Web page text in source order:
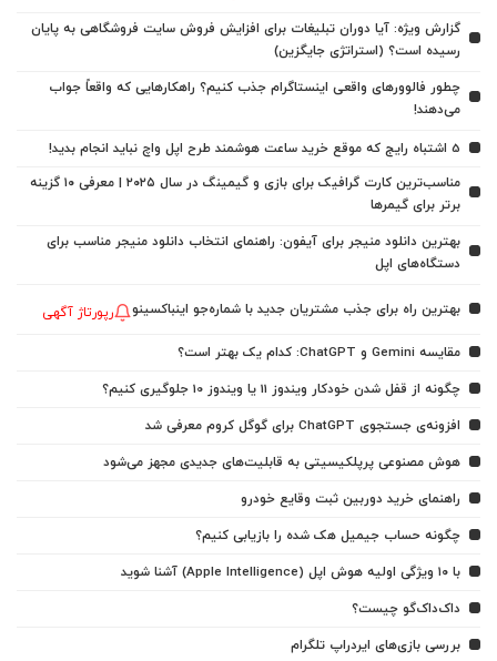
گزارش ویژه: آیا دوران تبلیغات برای افزایش فروش سایت فروشگاهی به پایان
رسیده است؟ (استراتژی جایگزین)
چطور فالوورهای واقعی اینستاگرام جذب کنیم؟ راهکارهایی که واقعاً جواب
می‌دهند!
5 اشتباه رایج که موقع خرید ساعت هوشمند طرح اپل واچ نباید انجام بدید!
مناسب‌ترین کارت گرافیک برای بازی و گیمینگ در سال ۲۰۲۵ | معرفی ۱۰ گزینه
برتر برای گیمرها
بهترین دانلود منیجر برای آیفون: راهنمای انتخاب دانلود منیجر مناسب برای
دستگاه‌های اپل
بهترین راه برای جذب مشتریان جدید با شماره‌جو اینباکسینو رپورتاژ آگهی
مقایسه Gemini و ChatGPT: کدام یک بهتر است؟
چگونه از قفل شدن خودکار ویندوز 11 یا ویندوز 10 جلوگیری کنیم؟
افزونه‌ی جستجوی ChatGPT برای گوگل کروم معرفی شد
هوش مصنوعی پرپلکیسیتی به قابلیت‌های جدیدی مجهز می‌شود
راهنمای خرید دوربین ثبت وقایع خودرو
چگونه حساب جیمیل هک شده را بازیابی کنیم؟
با ۱۰ ویژگی اولیه هوش اپل (Apple Intelligence) آشنا شوید
داک‌داک‌گو چیست؟
بررسی بازی‌های ایردراپ تلگرام